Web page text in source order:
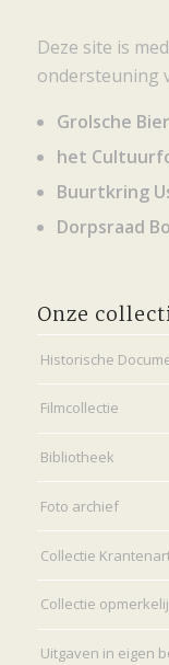
Deze site is
ondersteuning
Grolsche
het
Buurtkring
Dorpsraad
Onze
Historische
Filmcollectie
Bibliotheek
Foto archief
Collectie
Collectie
Uitgaven in eigen